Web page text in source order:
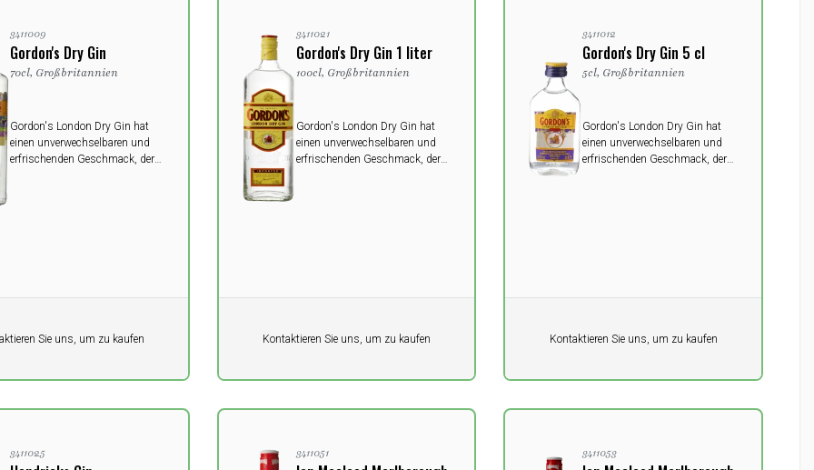
3411009
Gordon's Dry Gin
70cl, Großbritannien
Gordon's London Dry Gin hat
einen unverwechselbaren und
erfrischenden Geschmack, der
Sie uns, um zu kaufen
3411021
Gordon's Dry Gin 1 liter
100cl, Großbritannien
Gordon's London Dry Gin hat
einen unverwechselbaren und
erfrischenden Geschmack, der
Kontaktieren Sie uns, um zu kaufen
Pro Einheit
0,00DKK
3411012
Gordon's Dry Gin 5 cl
5cl, Großbritannien
Gordon's London Dry Gin hat
einen unverwechselbaren und
erfrischenden Geschmack, der
Kontaktieren Sie uns, um zu kaufen
Pro Einheit
0,00DKK
3411025 3411051 3411053